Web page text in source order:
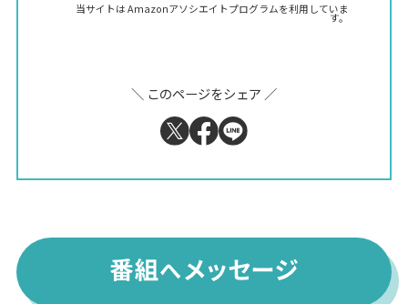
当サイトは Amazonアソシエイトプログラムを利用していま
す。
＼ このページをシェア ／